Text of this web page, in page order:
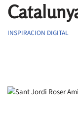
INSPIRACION DIGITAL